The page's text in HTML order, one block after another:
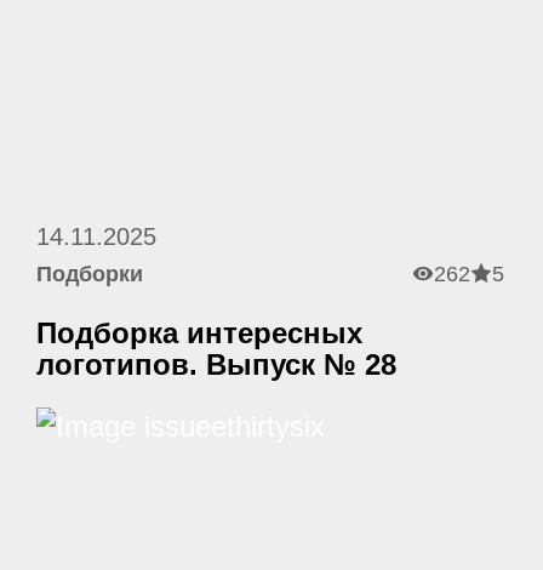
14.11.2025
Подборки 262 5
Подборка интересных
логотипов. Выпуск № 28